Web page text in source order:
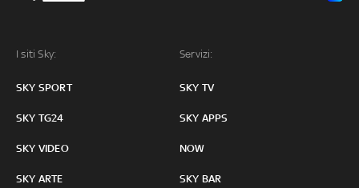
I siti Sky:
SKY SPORT
SKY TG24
SKY VIDEO
SKY ARTE
Servizi:
SKY TV
SKY APPS
NOW
SKY BAR